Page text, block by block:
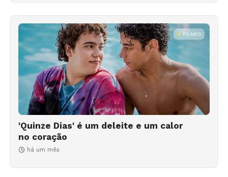
FILMES
'Quinze Dias' é um deleite e um calor
no coração
há um mês